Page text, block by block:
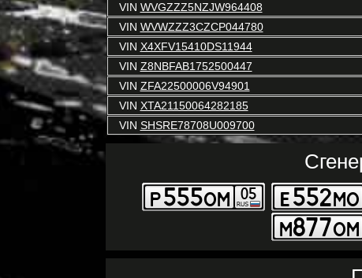
VIN WVGZZZ5NZJW964408
VIN WVWZZZ3CZCP044780
VIN X4XFV15410DS11944
VIN Z8NBFAB1752500447
VIN ZFA22500006V94901
VIN XTA21150064282185
VIN SHSRE78708U009700